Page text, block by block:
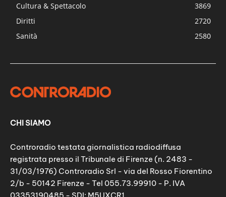
Cultura & Spettacolo
3869
Diritti
2720
Sanità
2580
CHI SIAMO
Controradio testata giornalistica radiodiffusa
registrata presso il Tribunale di Firenze (n. 2483 -
31/03/1976) Controradio Srl - via del Rosso Fiorentino
2/b - 50142 Firenze - Tel 055.73.99910 - P. IVA